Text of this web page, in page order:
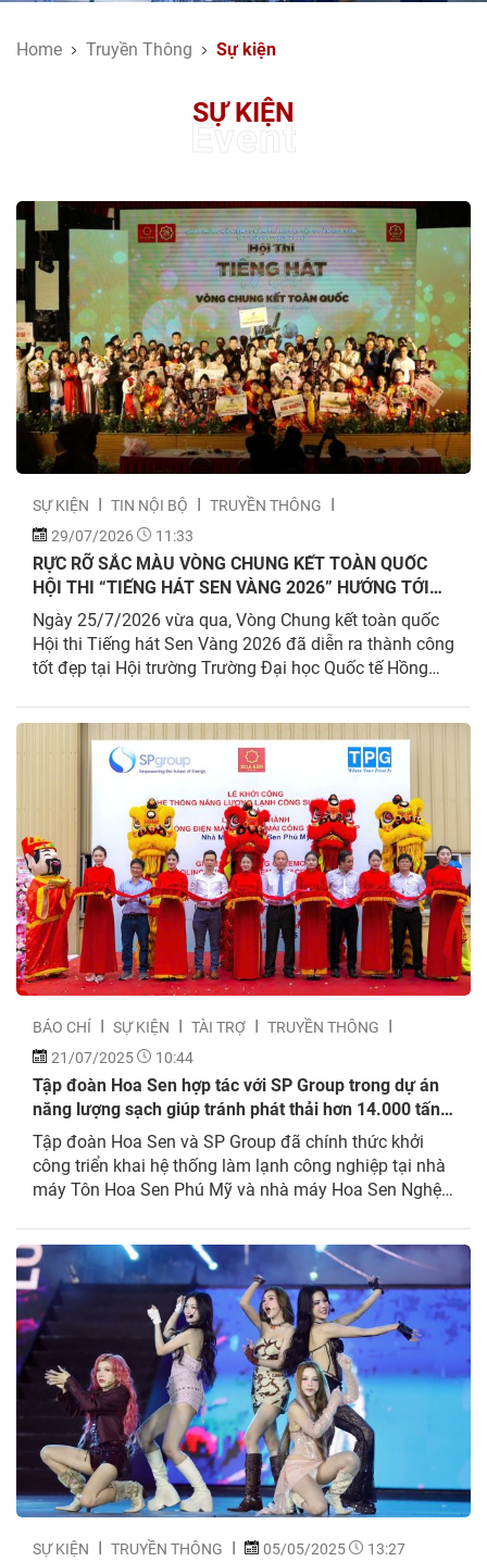
Home Truyền Thông Sự kiện
SỰ KIỆN
Event
SỰ KIỆN TIN NỘI BỘ
TRUYỀN THÔNG
29/07/2026
11:33
RỰC RỠ SẮC MÀU VÒNG CHUNG KẾT TOÀN QUỐC
HỘI THI “TIẾNG HÁT SEN VÀNG 2026” HƯỚNG TỚI
CHÀO MỪNG KỶ NIỆM 25 NĂM THÀNH LẬP VÀ PHÁT
TRIỂN TẬP ĐOÀN HOA SEN 08/8/2026
Ngày 25/7/2026 vừa qua, Vòng Chung kết toàn quốc
Hội thi Tiếng hát Sen Vàng 2026 đã diễn ra thành công
tốt đẹp tại Hội trường Trường Đại học Quốc tế Hồng
lựa chọn từ 04 cụm thi vòng loại trên toàn quốc. Hội...
BÁO CHÍ SỰ KIỆN TÀI TRỢ
TRUYỀN THÔNG
21/07/2025
10:44
Tập đoàn Hoa Sen hợp tác với SP Group trong dự án
năng lượng sạch giúp tránh phát thải hơn 14.000 tấn
CO₂ mỗi năm
Tập đoàn Hoa Sen và SP Group đã chính thức khởi
công triển khai hệ thống làm lạnh công nghiệp tại nhà
máy Tôn Hoa Sen Phú Mỹ và nhà máy Hoa Sen Nghệ
Service (CaaS). CaaS là giải pháp làm lạnh với công
nghệ hiện...
SỰ KIỆN TRUYỀN THÔNG 05/05/2025 13:27